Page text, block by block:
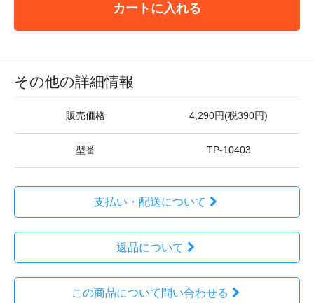
カートに入れる
その他の詳細情報
販売価格 4,290円(税390円)
型番 TP-10403
支払い・配送について
返品について
この商品について問い合わせる